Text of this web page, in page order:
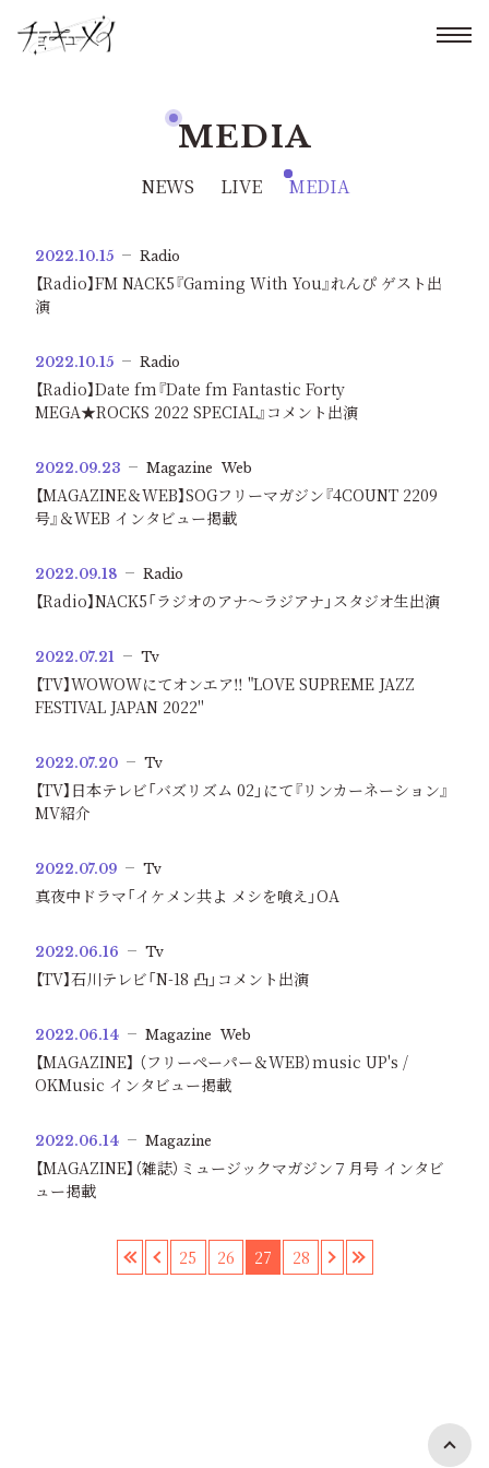
MEDIA
NEWS LIVE MEDIA
2022.10.15 Radio
【Radio】FM NACK5『Gaming With You』れんぴ ゲスト出
演
2022.10.15 Radio
【Radio】Date fm『Date fm Fantastic Forty
MEGA★ROCKS 2022 SPECIAL』コメント出演
2022.09.23 Magazine Web
【MAGAZINE＆WEB】SOGフリーマガジン『4COUNT 2209
号』＆WEB インタビュー掲載
2022.09.18 Radio
【Radio】NACK5「ラジオのアナ～ラジアナ」スタジオ生出演
2022.07.21 Tv
【TV】WOWOWにてオンエア‼️ "LOVE SUPREME JAZZ
FESTIVAL JAPAN 2022"
2022.07.20 Tv
【TV】日本テレビ「バズリズム 02」にて『リンカーネーション』
MV紹介
2022.07.09 Tv
真夜中ドラマ「イケメン共よ メシを喰え」OA
2022.06.16 Tv
【TV】石川テレビ「N-18 凸」コメント出演
2022.06.14 Magazine Web
【MAGAZINE】 （フリーペーパー＆WEB）music UP's /
OKMusic インタビュー掲載
2022.06.14 Magazine
【MAGAZINE】（雑誌）ミュージックマガジン７月号 インタビ
ュー掲載
« ‹ 25 26 27 28 › »